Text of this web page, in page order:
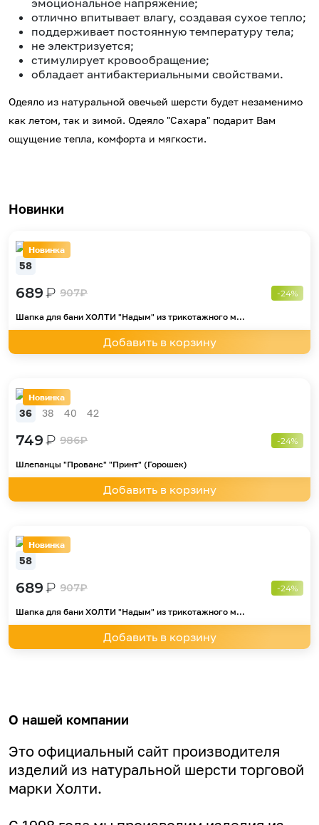
эмоциональное напряжение;
отлично впитывает влагу, создавая сухое тепло;
поддерживает постоянную температуру тела;
не электризуется;
стимулирует кровообращение;
обладает антибактериальными свойствами.
Одеяло из натуральной овечьей шерсти будет незаменимо
как летом, так и зимой. Одеяло "Сахара" подарит Вам
ощущение тепла, комфорта и мягкости.
Новинки
Новинка
58
689₽ 907₽ -24%
Шапка для бани ХОЛТИ "Надым" из трикотажного м...
Добавить в корзину
Новинка
36 38 40 42
749₽ 986₽ -24%
Шлепанцы "Прованс" "Принт" (Горошек)
Добавить в корзину
Новинка
58
689₽ 907₽ -24%
Шапка для бани ХОЛТИ "Надым" из трикотажного м...
Добавить в корзину
О нашей компании
Это официальный сайт производителя
изделий из натуральной шерсти торговой
марки Холти.